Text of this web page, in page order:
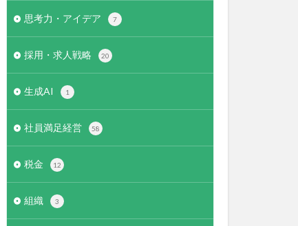
思考力・アイデア 7
採用・求人戦略 20
生成AI 1
社員満足経営 58
税金 12
組織 3